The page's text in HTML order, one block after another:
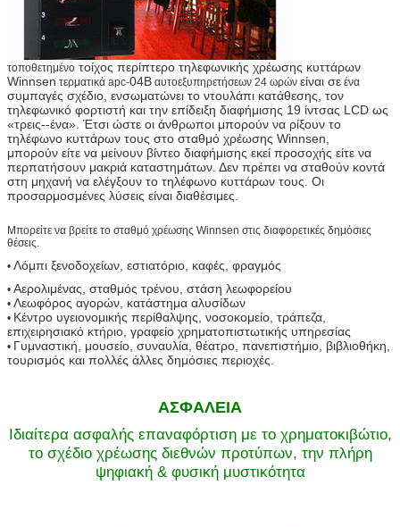
τοποθετημένο τοίχος περίπτερο τηλεφωνικής χρέωσης κυττάρων
Winnsen τερματικά apc-04B αυτοεξυπηρετήσεων 24 ωρών είναι σε ένα
συμπαγές σχέδιο, ενσωματώνει το ντουλάπι κατάθεσης, τον
τηλεφωνικό φορτιστή και την επίδειξη διαφήμισης 19 ίντσας LCD ως
«τρεις--ένα». Έτσι ώστε οι άνθρωποι μπορούν να ρίξουν το
τηλέφωνο κυττάρων τους στο σταθμό χρέωσης Winnsen,
μπορούν είτε να μείνουν βίντεο διαφήμισης εκεί προσοχής είτε να
περπατήσουν μακριά καταστημάτων. Δεν πρέπει να σταθούν κοντά
στη μηχανή να ελέγξουν το τηλέφωνο κυττάρων τους. Οι
προσαρμοσμένες λύσεις είναι διαθέσιμες.
Μπορείτε να βρείτε το σταθμό χρέωσης Winnsen στις διαφορετικές δημόσιες
θέσεις.
• Λόμπι ξενοδοχείων, εστιατόριο, καφές, φραγμός
• Αερολιμένας, σταθμός τρένου, στάση λεωφορείου
• Λεωφόρος αγορών, κατάστημα αλυσίδων
• Κέντρο υγειονομικής περίθαλψης, νοσοκομείο, τράπεζα,
επιχειρησιακό κτήριο, γραφείο χρηματοπιστωτικής υπηρεσίας
• Γυμναστική, μουσείο, συναυλία, θέατρο, πανεπιστήμιο, βιβλιοθήκη,
τουρισμός και πολλές άλλες δημόσιες περιοχές.
ΑΣΦΑΛΕΙΑ
Ιδιαίτερα ασφαλής επαναφόρτιση με το χρηματοκιβώτιο,
το σχέδιο χρέωσης διεθνών προτύπων, την πλήρη
ψηφιακή & φυσική μυστικότητα